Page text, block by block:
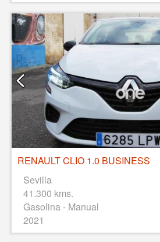
RENAULT CLIO 1.0 BUSINESS
Sevilla
41.300 kms.
Gasolina - Manual
2021